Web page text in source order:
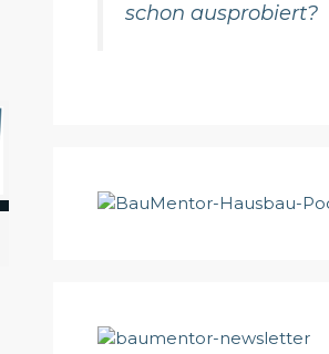
schon ausprobiert?